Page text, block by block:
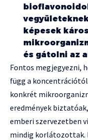
képesek
és gátolni az
Fontos megjegyezni,
függ a
konkrét
eredmények
emberi szervezetben
mindig korlátozottak.